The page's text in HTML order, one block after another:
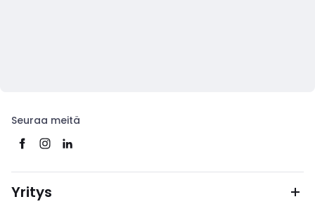
Seuraa meitä
Yritys